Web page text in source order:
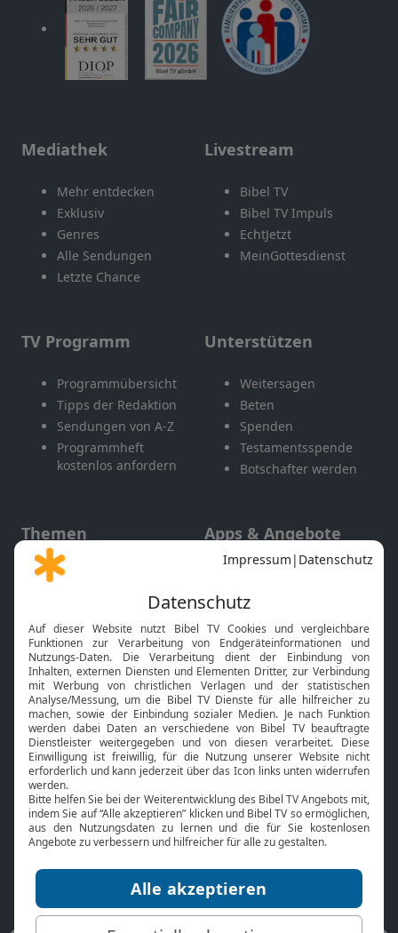
Mediathek
Mehr entdecken
Exklusiv
Genres
Alle Sendungen
Letzte Chance
Livestream
Bibel TV
Bibel TV Impuls
EchtJetzt
MeinGottesdienst
TV Programm
Programmübersicht
Tipps der Redaktion
Sendungen von A-Z
Programmheft
kostenlos anfordern
Unterstützen
Weitersagen
Beten
Spenden
Testamentsspende
Botschafter werden
Themen
Gott und Bibel erklärt
Neuigkeiten
Apps & Angebote
Mobile App
Smart TV
HbbTV
Bibelthek Online-Bibel
Nächster Gottesdienst
Bibel TV
Über uns
Jobs
Mediadaten
Service
Kontakt
TV-Empfang